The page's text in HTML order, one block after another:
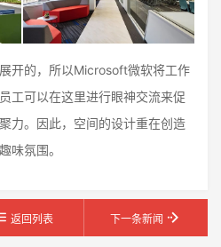
开的，所以Microsoft微软将工作
工可以在这里进行眼神交流来促
力。因此，空间的设计重在创造
味氛围。
返回列表 下一条新闻